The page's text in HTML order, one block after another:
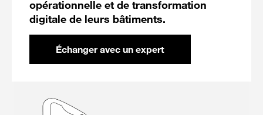
opérationnelle et de transformation
digitale de leurs bâtiments.
Échanger avec un expert